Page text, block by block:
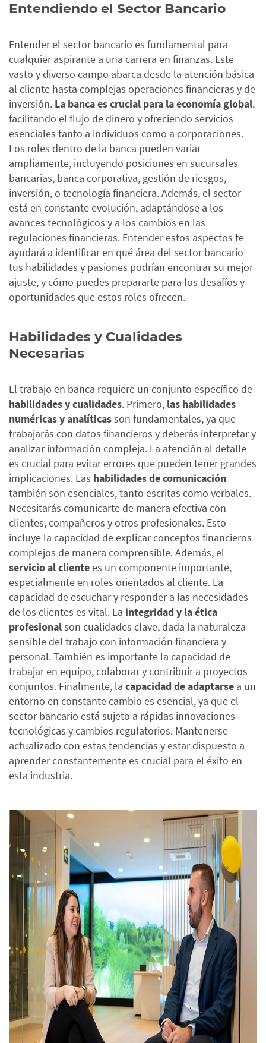
Entendiendo el Sector Bancario
Entender el sector bancario es fundamental para
cualquier aspirante a una carrera en finanzas. Este
vasto y diverso campo abarca desde la atención básica
al cliente hasta complejas operaciones financieras y de
inversión. La banca es crucial para la economía global,
facilitando el flujo de dinero y ofreciendo servicios
esenciales tanto a individuos como a corporaciones.
Los roles dentro de la banca pueden variar
ampliamente, incluyendo posiciones en sucursales
bancarias, banca corporativa, gestión de riesgos,
inversión, o tecnología financiera.Además, el sector
está en constante evolución, adaptándose a los
avances tecnológicos y a los cambios en las
regulaciones financieras. Entender estos aspectos te
ayudará a identificar en qué área del sector bancario
tus habilidades y pasiones podrían encontrar su mejor
ajuste, y cómo puedes prepararte para los desafíos y
oportunidades que estos roles ofrecen.
Habilidades y Cualidades
Necesarias
El trabajo en banca requiere un conjunto específico de
habilidades y cualidades. Primero, las habilidades
numéricas y analíticasson fundamentales, ya que
trabajarás con datos financieros y deberás interpretar y
analizar información compleja. La atención al detalle
es crucial para evitar errores que pueden tener grandes
implicaciones. Las habilidades de comunicación
también son esenciales, tanto escritas como verbales.
Necesitarás comunicarte de manera efectiva con
clientes, compañeros y otros profesionales. Esto
incluye la capacidad de explicar conceptos financieros
complejos de manera comprensible.Además, el
servicio al clientees un componente importante,
especialmente en roles orientados al cliente. La
capacidad de escuchar y responder a las necesidades
de los clientes es vital. La integridad y la ética
profesionalson cualidades clave, dada la naturaleza
sensible del trabajo con información financiera y
personal. También es importante la capacidad de
trabajar en equipo, colaborar y contribuir a proyectos
conjuntos. Finalmente, la capacidad de adaptarse a un
entorno en constante cambio es esencial, ya que el
sector bancario está sujeto a rápidas innovaciones
tecnológicas y cambios regulatorios. Mantenerse
actualizado con estas tendencias y estar dispuesto a
aprender constantemente es crucial para el éxito en
esta industria.